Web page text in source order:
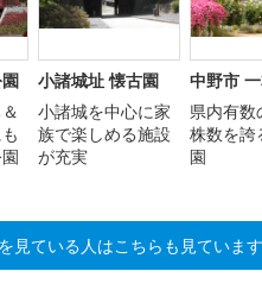
小諸城址 懐古園
小諸城を中心に家
族で楽しめる施設
が充実
中野市
県内有数
株数を誇
園
見ている人はこちらも見ています